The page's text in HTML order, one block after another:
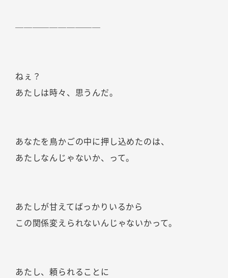
──────────
ねぇ？
あたしは時々、思うんだ。
あなたを鳥かごの中に押し込めたのは、
あたしなんじゃないか、って。
あたしが甘えてばっかりいるから
この関係変えられないんじゃないかって。
あたし、頼られることに